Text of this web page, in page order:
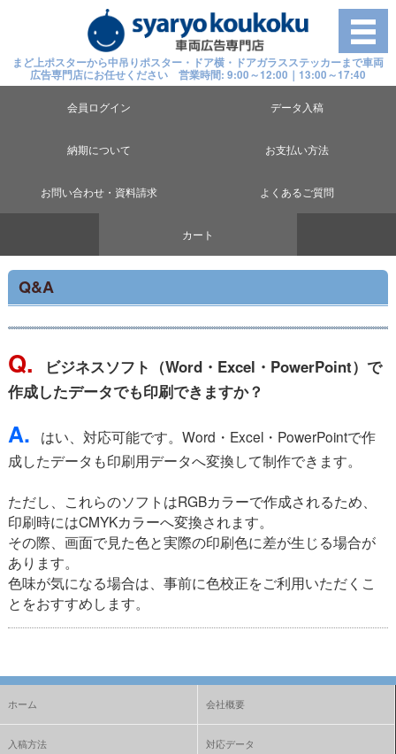
まど上ポスターから中吊りポスター・ドア横・ドアガラスステッカーまで車両
広告専門店にお任せください 営業時間: 9:00～12:00｜13:00～17:40
会員ログイン データ入稿
納期について お支払い方法
お問い合わせ・資料請求 よくあるご質問
カート
Q&A
Q.
ビジネスソフト（Word・Excel・PowerPoint）で
作成したデータでも印刷できますか？
A.
はい、対応可能です。Word・Excel・PowerPointで作
成したデータも印刷用データへ変換して制作できます。
ただし、これらのソフトはRGBカラーで作成されるため、
印刷時にはCMYKカラーへ変換されます。
その際、画面で見た色と実際の印刷色に差が生じる場合が
あります。
色味が気になる場合は、事前に色校正をご利用いただくこ
とをおすすめします。
ホーム 会社概要
入稿方法 対応データ